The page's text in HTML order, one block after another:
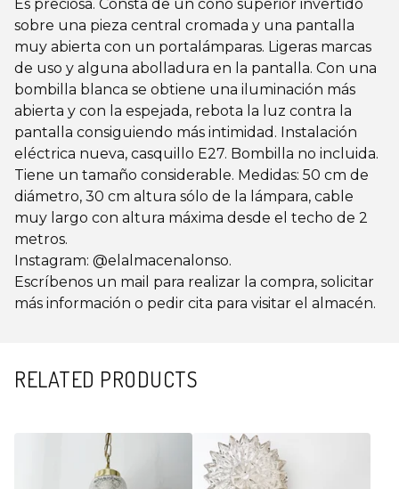
Es preciosa. Consta de un cono superior invertido
sobre una pieza central cromada y una pantalla
muy abierta con un portalámparas. Ligeras marcas
de uso y alguna abolladura en la pantalla. Con una
bombilla blanca se obtiene una iluminación más
abierta y con la espejada, rebota la luz contra la
pantalla consiguiendo más intimidad. Instalación
eléctrica nueva, casquillo E27. Bombilla no incluida.
Tiene un tamaño considerable. Medidas: 50 cm de
diámetro, 30 cm altura sólo de la lámpara, cable
muy largo con altura máxima desde el techo de 2
metros.
Instagram: @elalmacenalonso.
Escríbenos un mail para realizar la compra, solicitar
más información o pedir cita para visitar el almacén.
RELATED PRODUCTS